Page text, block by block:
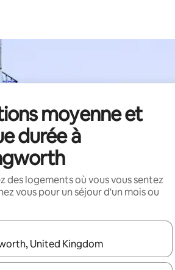
moyenne et
durée à
des logements où vous vous sentez
vous pour un séjour d'un mois ou
résultats s'affichent, utilisez les flèches